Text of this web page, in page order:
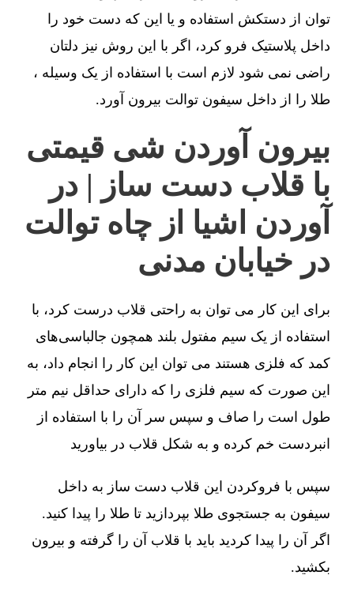
توان از دستکش استفاده و یا این که دست خود را
داخل پلاستیک فرو کرد، اگر با این روش نیز دلتان
راضی نمی شود لازم است با استفاده از یک وسیله ،
طلا را از داخل سیفون توالت بیرون آورد.
بیرون آوردن شی قیمتی
با قلاب دست ساز | در
آوردن اشیا از چاه توالت
در خیابان مدنی
برای این کار می توان به راحتی قلاب درست کرد، با
استفاده از یک سیم مفتول بلند همچون جالباسی‌های
کمد که فلزی هستند می توان این کار را انجام داد، به
این صورت که سیم فلزی را که دارای حداقل نیم متر
طول است را صاف و سپس سر آن را با استفاده از
انبردست خم کرده و به شکل قلاب در بیاورید
سپس با فروکردن این قلاب دست ساز به داخل
سیفون به جستجوی طلا بپردازید تا طلا را پیدا کنید.
اگر آن را پیدا کردید باید با قلاب آن را گرفته و بیرون
بکشید.